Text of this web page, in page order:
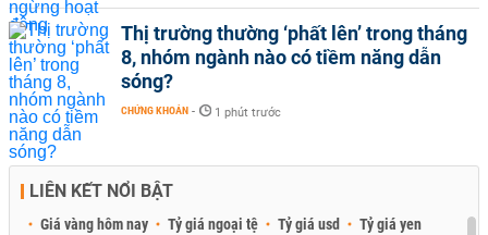
Thị trường thường ‘phất lên’ trong tháng
8, nhóm ngành nào có tiềm năng dẫn
sóng?
CHỨNG KHOÁN - 1 phút trước
LIÊN KẾT NỔI BẬT
Giá vàng hôm nay Tỷ giá ngoại tệ Tỷ giá usd
Tỷ giá yen